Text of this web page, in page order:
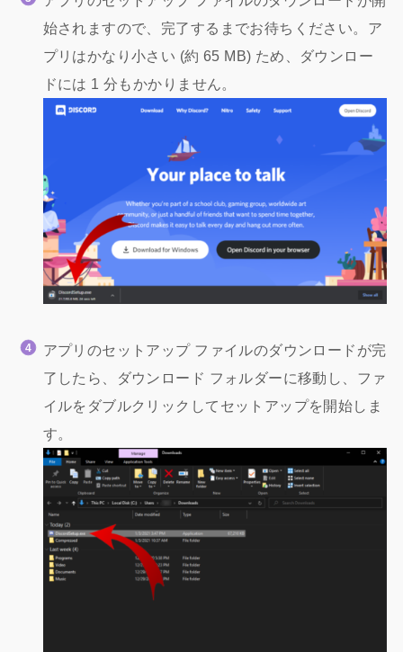
始されますので、完了するまでお待ちください。ア
プリはかなり小さい (約 65 MB) ため、ダウンロー
ドには 1 分もかかりません。
アプリのセットアップ ファイルのダウンロードが完
了したら、ダウンロード フォルダーに移動し、ファ
イルをダブルクリックしてセットアップを開始しま
す。